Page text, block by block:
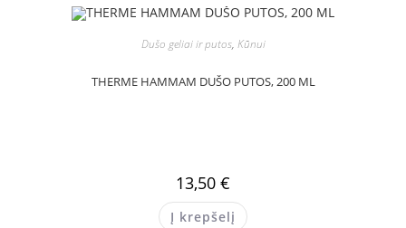
Dušo geliai ir putos, Kūnui
THERME HAMMAM DUŠO PUTOS, 200 ML
13,50 €
Į krepšelį